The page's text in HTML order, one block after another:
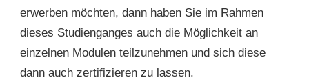
erwerben möchten, dann haben Sie im Rahmen
dieses Studienganges auch die Möglichkeit an
einzelnen Modulen teilzunehmen und sich diese
dann auch zertifizieren zu lassen.